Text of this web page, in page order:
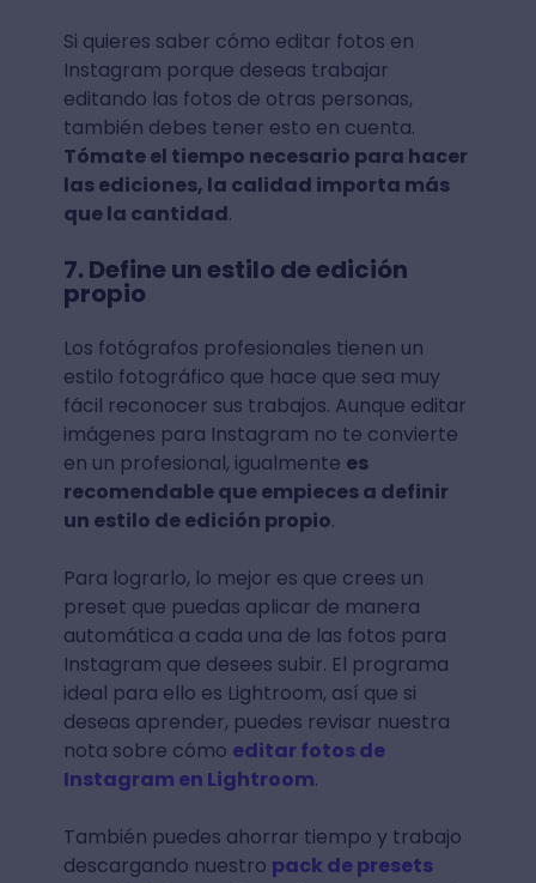
Si quieres saber cómo editar fotos en
Instagram porque deseas trabajar
editando las fotos de otras personas,
también debes tener esto en cuenta.
Tómate el tiempo necesario para hacer
las ediciones, la calidad importa más
que la cantidad.
7. Define un estilo de edición
propio
Los fotógrafos profesionales tienen un
estilo fotográfico que hace que sea muy
fácil reconocer sus trabajos. Aunque editar
imágenes para Instagram no te convierte
en un profesional, igualmente es
recomendable que empieces a definir
un estilo de edición propio.
Para lograrlo, lo mejor es que crees un
preset que puedas aplicar de manera
automática a cada una de las fotos para
Instagram que desees subir. El programa
ideal para ello es Lightroom, así que si
deseas aprender, puedes revisar nuestra
nota sobre cómo editar fotos de
Instagram en Lightroom.
También puedes ahorrar tiempo y trabajo
descargando nuestro pack de presets